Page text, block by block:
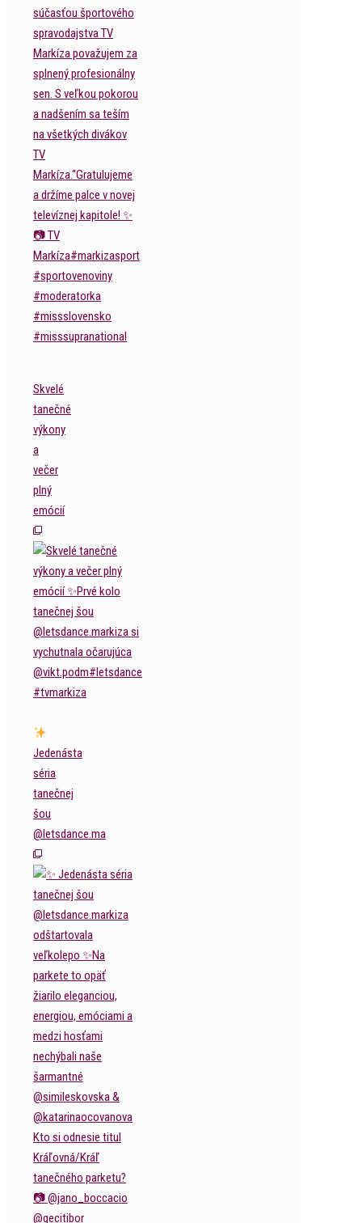
Skvelé
tanečné
výkony
a
večer
plný
emócií
Jedenásta
séria
tanečnej
šou
@letsdance.ma